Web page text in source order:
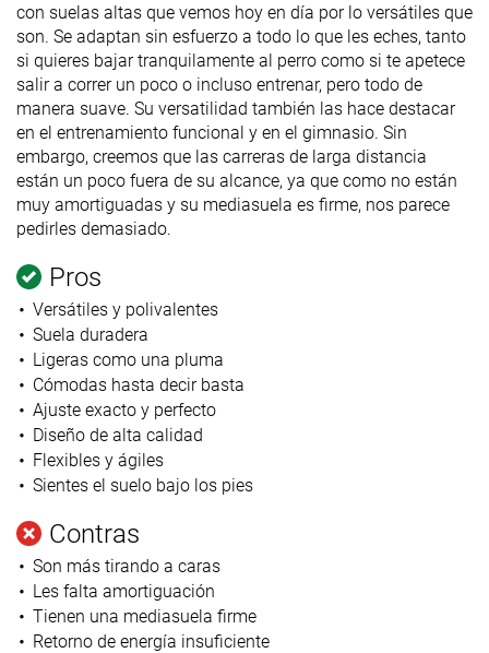
con suelas altas que vemos hoy en día por lo versátiles que
son. Se adaptan sin esfuerzo a todo lo que les eches, tanto
si quieres bajar tranquilamente al perro como si te apetece
salir a correr un poco o incluso entrenar, pero todo de
manera suave. Su versatilidad también las hace destacar
en el entrenamiento funcional y en el gimnasio. Sin
embargo, creemos que las carreras de larga distancia
están un poco fuera de su alcance, ya que como no están
muy amortiguadas y su mediasuela es firme, nos parece
pedirles demasiado.
Pros
Versátiles y polivalentes
Suela duradera
Ligeras como una pluma
Cómodas hasta decir basta
Ajuste exacto y perfecto
Diseño de alta calidad
Flexibles y ágiles
Sientes el suelo bajo los pies
Contras
Son más tirando a caras
Les falta amortiguación
Tienen una mediasuela firme
Retorno de energía insuficiente